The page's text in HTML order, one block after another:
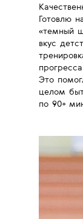
Готовлю
«темный
вкус
Это
целом
по 90+